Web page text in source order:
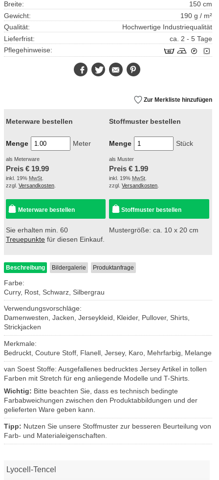
Breite:
150 cm
Gewicht:
190 g / m²
Qualität:
Hochwertige Industriequalität
Lieferfrist:
ca. 2 - 5 Tage
Pflegehinweise:
FacebookTwitter E-
Mail
Zur Merkliste hinzufügen
Meterware bestellen
Menge Meter
als Meterware
Preis € 19.99
inkl. 19% MwSt
zzgl. Versandkosten
Meterware bestellen
Sie erhalten min. 60
Treuepunkte für diesen Einkauf.
Stoffmuster bestellen
Menge Stück
als Muster
Preis € 1.99
inkl. 19% MwSt
zzgl.Versandkosten
Stoffmuster bestellen
Mustergröße: ca. 10 x 20 cm
Beschreibung Bildergalerie Produktanfrage
Farbe:
Curry, Rost, Schwarz, Silbergrau
Verwendungsvorschläge:
Damenwesten, Jacken, Jerseykleid, Kleider, Pullover, Shirts,
Strickjacken
Merkmale:
Bedruckt, Couture Stoff, Flanell, Jersey, Karo, Mehrfarbig, Melange
van Soest Stoffe: Ausgefallenes bedrucktes Jersey Artikel in tollen
Farben mit Stretch für eng anliegende Modelle und T-Shirts.
Wichtig: Bitte beachten Sie, dass es technisch bedingte
Farbabweichungen zwischen den Produktabbildungen und der
gelieferten Ware geben kann.
Tipp: Nutzen Sie unsere Stoffmuster zur besseren Beurteilung von
Farb- und Materialeigenschaften.
Lyocell-Tencel